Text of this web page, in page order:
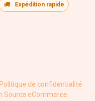
Expédition rapide
Politique de confidentialité
Source eCommerce